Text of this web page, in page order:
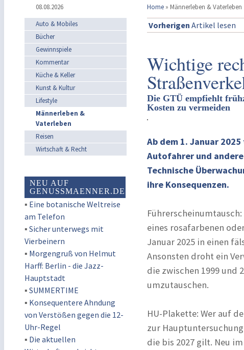
08.08.2026 Home » Männerleben & Vaterleben
Auto & Mobiles
Bücher
Gewinnspiele
Kommentar
Küche & Keller
Kunst & Kultur
Lifestyle
Männerleben &
Vaterleben
Reisen
Wirtschaft & Recht
NEU AUF
GENUSSMAENNER.DE
▪ Eine botanische Weltreise
am Telefon
▪ Sicher unterwegs mit
Vierbeinern
▪ Morgengruß von Helmut
Harff: Berlin - die Jazz-
Hauptstadt
▪ SUMMERTIME
▪ Konsequentere Ahndung
von Verstößen gegen die 12-
Uhr-Regel
▪ Die aktuellen
Vorherigen Artikel lesen
Wichtige
Die GTÜ empfiehlt
Kosten zu vermeiden
Ab dem 1. Januar
Autofahrer und
Technische
ihre Konsequenzen.
eines rosafarbenen
Januar 2025 in einen
Ansonsten droht ein
die zwischen 1999 und
umzutauschen.
HU-Plakette: Wer auf
zur
die bis 2027 gilt. Neu